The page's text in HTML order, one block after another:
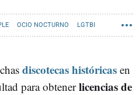
OCIO NOCTURNO LGTBI
discotecas históricas en
para obtenerlicencias de